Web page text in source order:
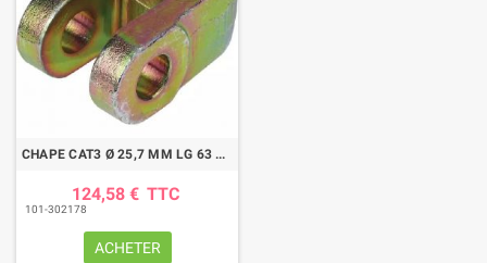
CHAPE CAT3 Ø 25,7 MM LG 63 MM WALTERSCHEID
124,58 € TTC
101-302178
ACHETER